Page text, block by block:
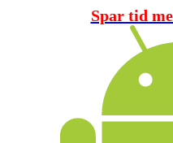
Spar tid